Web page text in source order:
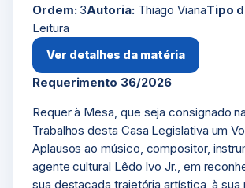
Ordem:3Autoria:Thiago VianaTipo
Leitura
Ver detalhes da matéria
Requerimento 36/2026
Requer à Mesa, que seja consignado
Trabalhos desta Casa Legislativa um
Aplausos ao músico, compositor,
agente cultural Lêdo Ivo Jr., em
sua destacada trajetória artística, à sua